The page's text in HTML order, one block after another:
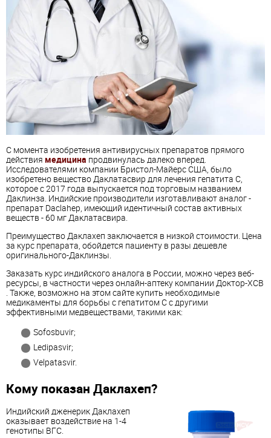
С момента изобретения антивирусных препаратов прямого
действия медицина продвинулась далеко вперед.
Исследователями компании Бристол-Майерс США, было
изобретено вещество Даклатасвир для лечения гепатита С,
которое с 2017 года выпускается под торговым названием
Даклинза. Индийские производители изготавливают аналог -
препарат Daclahep, имеющий идентичный состав активных
веществ - 60 мг Даклатасвира.
Преимущество Даклахеп заключается в низкой стоимости. Цена
за курс препарата, обойдется пациенту в разы дешевле
оригинального-Даклинзы.
Заказать курс индийского аналога в России, можно через веб-
ресурсы, в частности через онлайн-аптеку компании Доктор-ХСВ
. Также, возможно на этом сайте купить необходимые
медикаменты для борьбы с гепатитом С с другими
эффективными медвеществами, такими как:
Sofosbuvir;
Ledipasvir;
Velpatasvir.
Кому показан Даклахеп?
Индийский дженерик Даклахеп
оказывает воздействие на 1-4
генотипы ВГС.